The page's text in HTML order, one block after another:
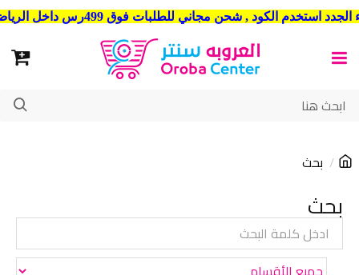
شحن مجاني للطلبات فوق 499رس داخل الرياض . وشحن الي جميع مدن المملكة العربية السعودية
بحث
بحث